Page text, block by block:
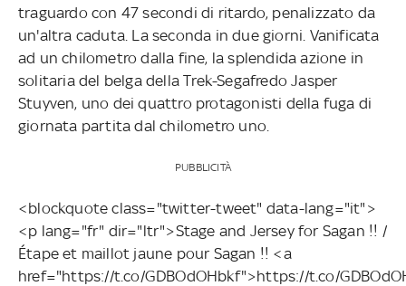
traguardo con 47 secondi di ritardo, penalizzato da
un'altra caduta. La seconda in due giorni. Vanificata
ad un chilometro dalla fine, la splendida azione in
solitaria del belga della Trek-Segafredo Jasper
Stuyven, uno dei quattro protagonisti della fuga di
giornata partita dal chilometro uno.
PUBBLICITÀ
<blockquote class="twitter-tweet" data-lang="it">
<p lang="fr" dir="ltr">Stage and Jersey for Sagan !! /
Étape et maillot jaune pour Sagan !! <a
href="https://t.co/GDBOdOHbkf">https://t.co/